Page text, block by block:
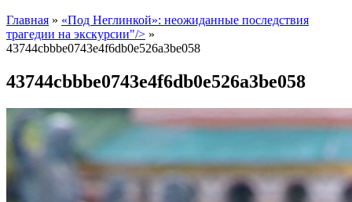
Главная » «Под Неглинкой»: неожиданные последствия
трагедии на экскурсии"/> »
43744cbbbe0743e4f6db0e526a3be058
43744cbbbe0743e4f6db0e526a3be058